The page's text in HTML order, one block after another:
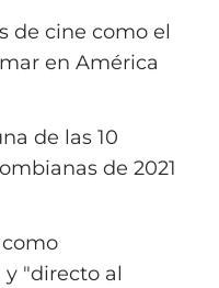
de cine como el
en América
de las 10
de 2021
"directo al